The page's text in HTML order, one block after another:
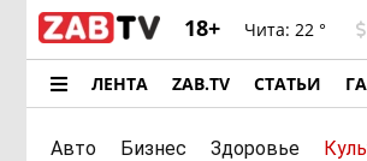
18+ Чита: 22 °
ЛЕНТА ZAB.TV СТАТЬИ
Авто Бизнес Здоровье